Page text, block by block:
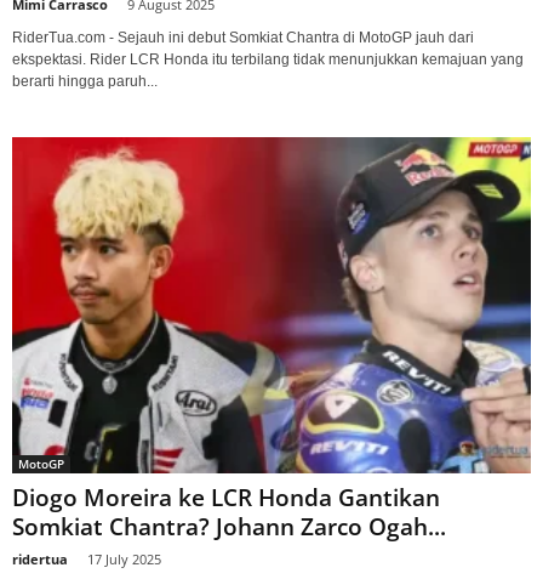
Mimi Carrasco 9 August 2025
RiderTua.com - Sejauh ini debut Somkiat Chantra di MotoGP jauh dari
ekspektasi. Rider LCR Honda itu terbilang tidak menunjukkan kemajuan yang
berarti hingga paruh...
MotoGP
Diogo Moreira ke LCR Honda Gantikan
Somkiat Chantra? Johann Zarco Ogah...
ridertua 17 July 2025